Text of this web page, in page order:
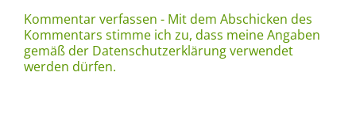
Kommentar verfassen - Mit dem Abschicken des
Kommentars stimme ich zu, dass meine Angaben
gemäß der Datenschutzerklärung verwendet
werden dürfen.